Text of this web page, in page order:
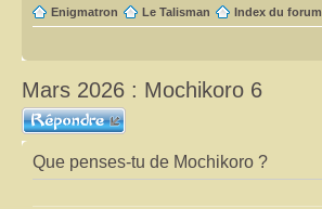
Enigmatron Le Talisman Index du forum
Mars 2026 : Mochikoro 6
Répondre
Que penses-tu de Mochikoro ?